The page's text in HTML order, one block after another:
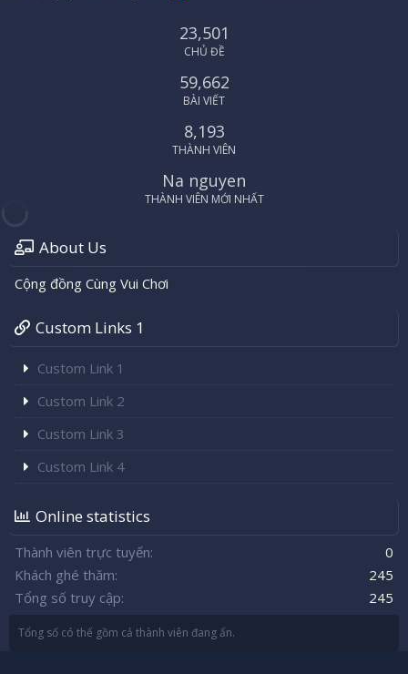
23,501
CHỦ ĐỀ
59,662
BÀI VIẾT
8,193
THÀNH VIÊN
Na nguyen
THÀNH VIÊN MỚI NHẤT
About Us
Cộng đồng Cùng Vui Chơi
Custom Links 1
Custom Link 1
Custom Link 2
Custom Link 3
Custom Link 4
Online statistics
Thành viên trực tuyến
0
Khách ghé thăm
245
Tổng số truy cập
245
Tổng số có thể gồm cả thành viên đang ẩn.